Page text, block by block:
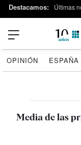
Destacamos: Últimas
OPINIÓN ESPAÑA
Media de las